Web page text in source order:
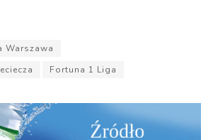
Warszawa
Fortuna 1 Liga